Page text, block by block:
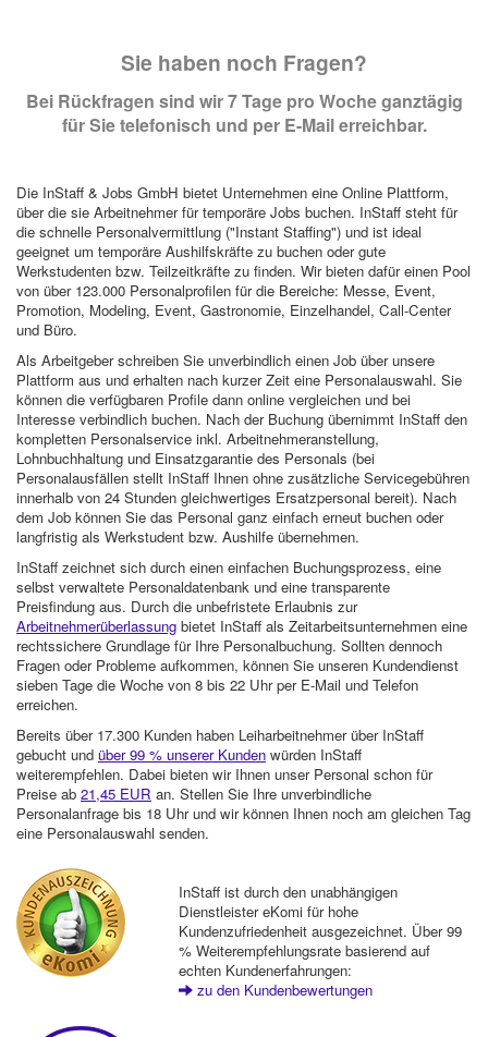
Sie haben noch Fragen?
Bei Rückfragen sind wir 7 Tage pro Woche ganztägig
für Sie telefonisch und per E-Mail erreichbar.
Die InStaff & Jobs GmbH bietet Unternehmen eine Online Plattform,
über die sie Arbeitnehmer für temporäre Jobs buchen. InStaff steht für
die schnelle Personalvermittlung ("Instant Staffing") und ist ideal
geeignet um temporäre Aushilfskräfte zu buchen oder gute
Werkstudenten bzw. Teilzeitkräfte zu finden. Wir bieten dafür einen Pool
von über 123.000 Personalprofilen für die Bereiche: Messe, Event,
Promotion, Modeling, Event, Gastronomie, Einzelhandel, Call-Center
und Büro.
Als Arbeitgeber schreiben Sie unverbindlich einen Job über unsere
Plattform aus und erhalten nach kurzer Zeit eine Personalauswahl. Sie
können die verfügbaren Profile dann online vergleichen und bei
Interesse verbindlich buchen. Nach der Buchung übernimmt InStaff den
kompletten Personalservice inkl. Arbeitnehmeranstellung,
Lohnbuchhaltung und Einsatzgarantie des Personals (bei
Personalausfällen stellt InStaff Ihnen ohne zusätzliche Servicegebühren
innerhalb von 24 Stunden gleichwertiges Ersatzpersonal bereit). Nach
dem Job können Sie das Personal ganz einfach erneut buchen oder
langfristig als Werkstudent bzw. Aushilfe übernehmen.
InStaff zeichnet sich durch einen einfachen Buchungsprozess, eine
selbst verwaltete Personaldatenbank und eine transparente
Preisfindung aus. Durch die unbefristete Erlaubnis zur
Arbeitnehmerüberlassung bietet InStaff als Zeitarbeitsunternehmen eine
rechtssichere Grundlage für Ihre Personalbuchung. Sollten dennoch
Fragen oder Probleme aufkommen, können Sie unseren Kundendienst
sieben Tage die Woche von 8 bis 22 Uhr per E-Mail und Telefon
erreichen.
Bereits über 17.300 Kunden haben Leiharbeitnehmer über InStaff
gebucht und über 99 % unserer Kunden würden InStaff
weiterempfehlen. Dabei bieten wir Ihnen unser Personal schon für
Preise ab 21,45 EUR an. Stellen Sie Ihre unverbindliche
Personalanfrage bis 18 Uhr und wir können Ihnen noch am gleichen Tag
eine Personalauswahl senden.
InStaff ist durch den unabhängigen
Dienstleister eKomi für hohe
Kundenzufriedenheit ausgezeichnet. Über 99
% Weiterempfehlungsrate basierend auf
echten Kundenerfahrungen:
zu den Kundenbewertungen